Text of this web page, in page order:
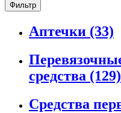
Фильтр
Аптечки (33)
средства (129)
Средства